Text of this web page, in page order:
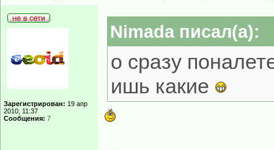
Зарегистрирован: 19 апр
2010, 11:37
Сообщения: 7
Nimada писал(а):
о сразу
ишь какие